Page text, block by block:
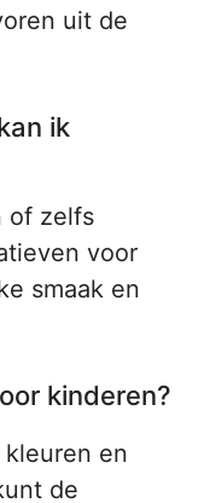
uit de
ik
of zelfs
voor
smaak en
kinderen?
en
de